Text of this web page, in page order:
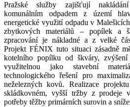
Pražské služby zajišťují
komunálním odpadem z území
energetické využití odpadu v
zbytkových materiálů – popílek a
zpracování je nákladné a z velké
Projekt FÉNIX tuto situaci zásadně
kotelního popílku od škváry,
využitelnou jako stavební
technologického řešení pro
neželezných kovů. Realizace
skládkovném, vyšší tržby z prodeje
potřeby těžby primárních surovin a